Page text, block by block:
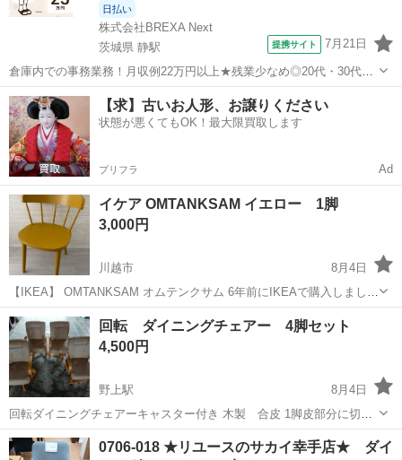
日払い
株式会社BREXA Next
茨城県 静駅
提携サイト 7月21日
倉庫内での事務業務！月収例22万円以上★残業少なめ◎20代・30代・
40代の男女活躍中！空調完備で快適作業★食堂利用可◎マイカー通勤
OK◎無料駐車場完備！《茨城県常陸大宮市》 人気の工場のお仕事 ◇
電子部品製造倉庫内の事務...
茨城 常陸大宮市 静駅 その他
【求】古いお人形、お譲りください
状態が悪くてもOK！最大限買取します
プリフラ Ad
イケア OMTANKSAM イエロー 1脚
3,000円
川越市
8月4日
【IKEA】 OMTANKSAM オムテンクサム 6年前にIKEAで購入しました
が使用年数は3年程で最近は収納にねむっておりました。 塗装が剥が
れたので補修してます（6枚目） 廃盤商品です 【サイズ】 幅:...
埼玉 川越市
回転 ダイニングチェアー 4脚セット
4,500円
野上駅
8月4日
回転ダイニングチェアーキャスター付き 木製 合皮 1脚皮部分に切れ
があります。画像をご確認ください。
埼玉 秩父郡 野上駅 椅子
0706-018 ★リユースのサカイ幸手店★ ダイ